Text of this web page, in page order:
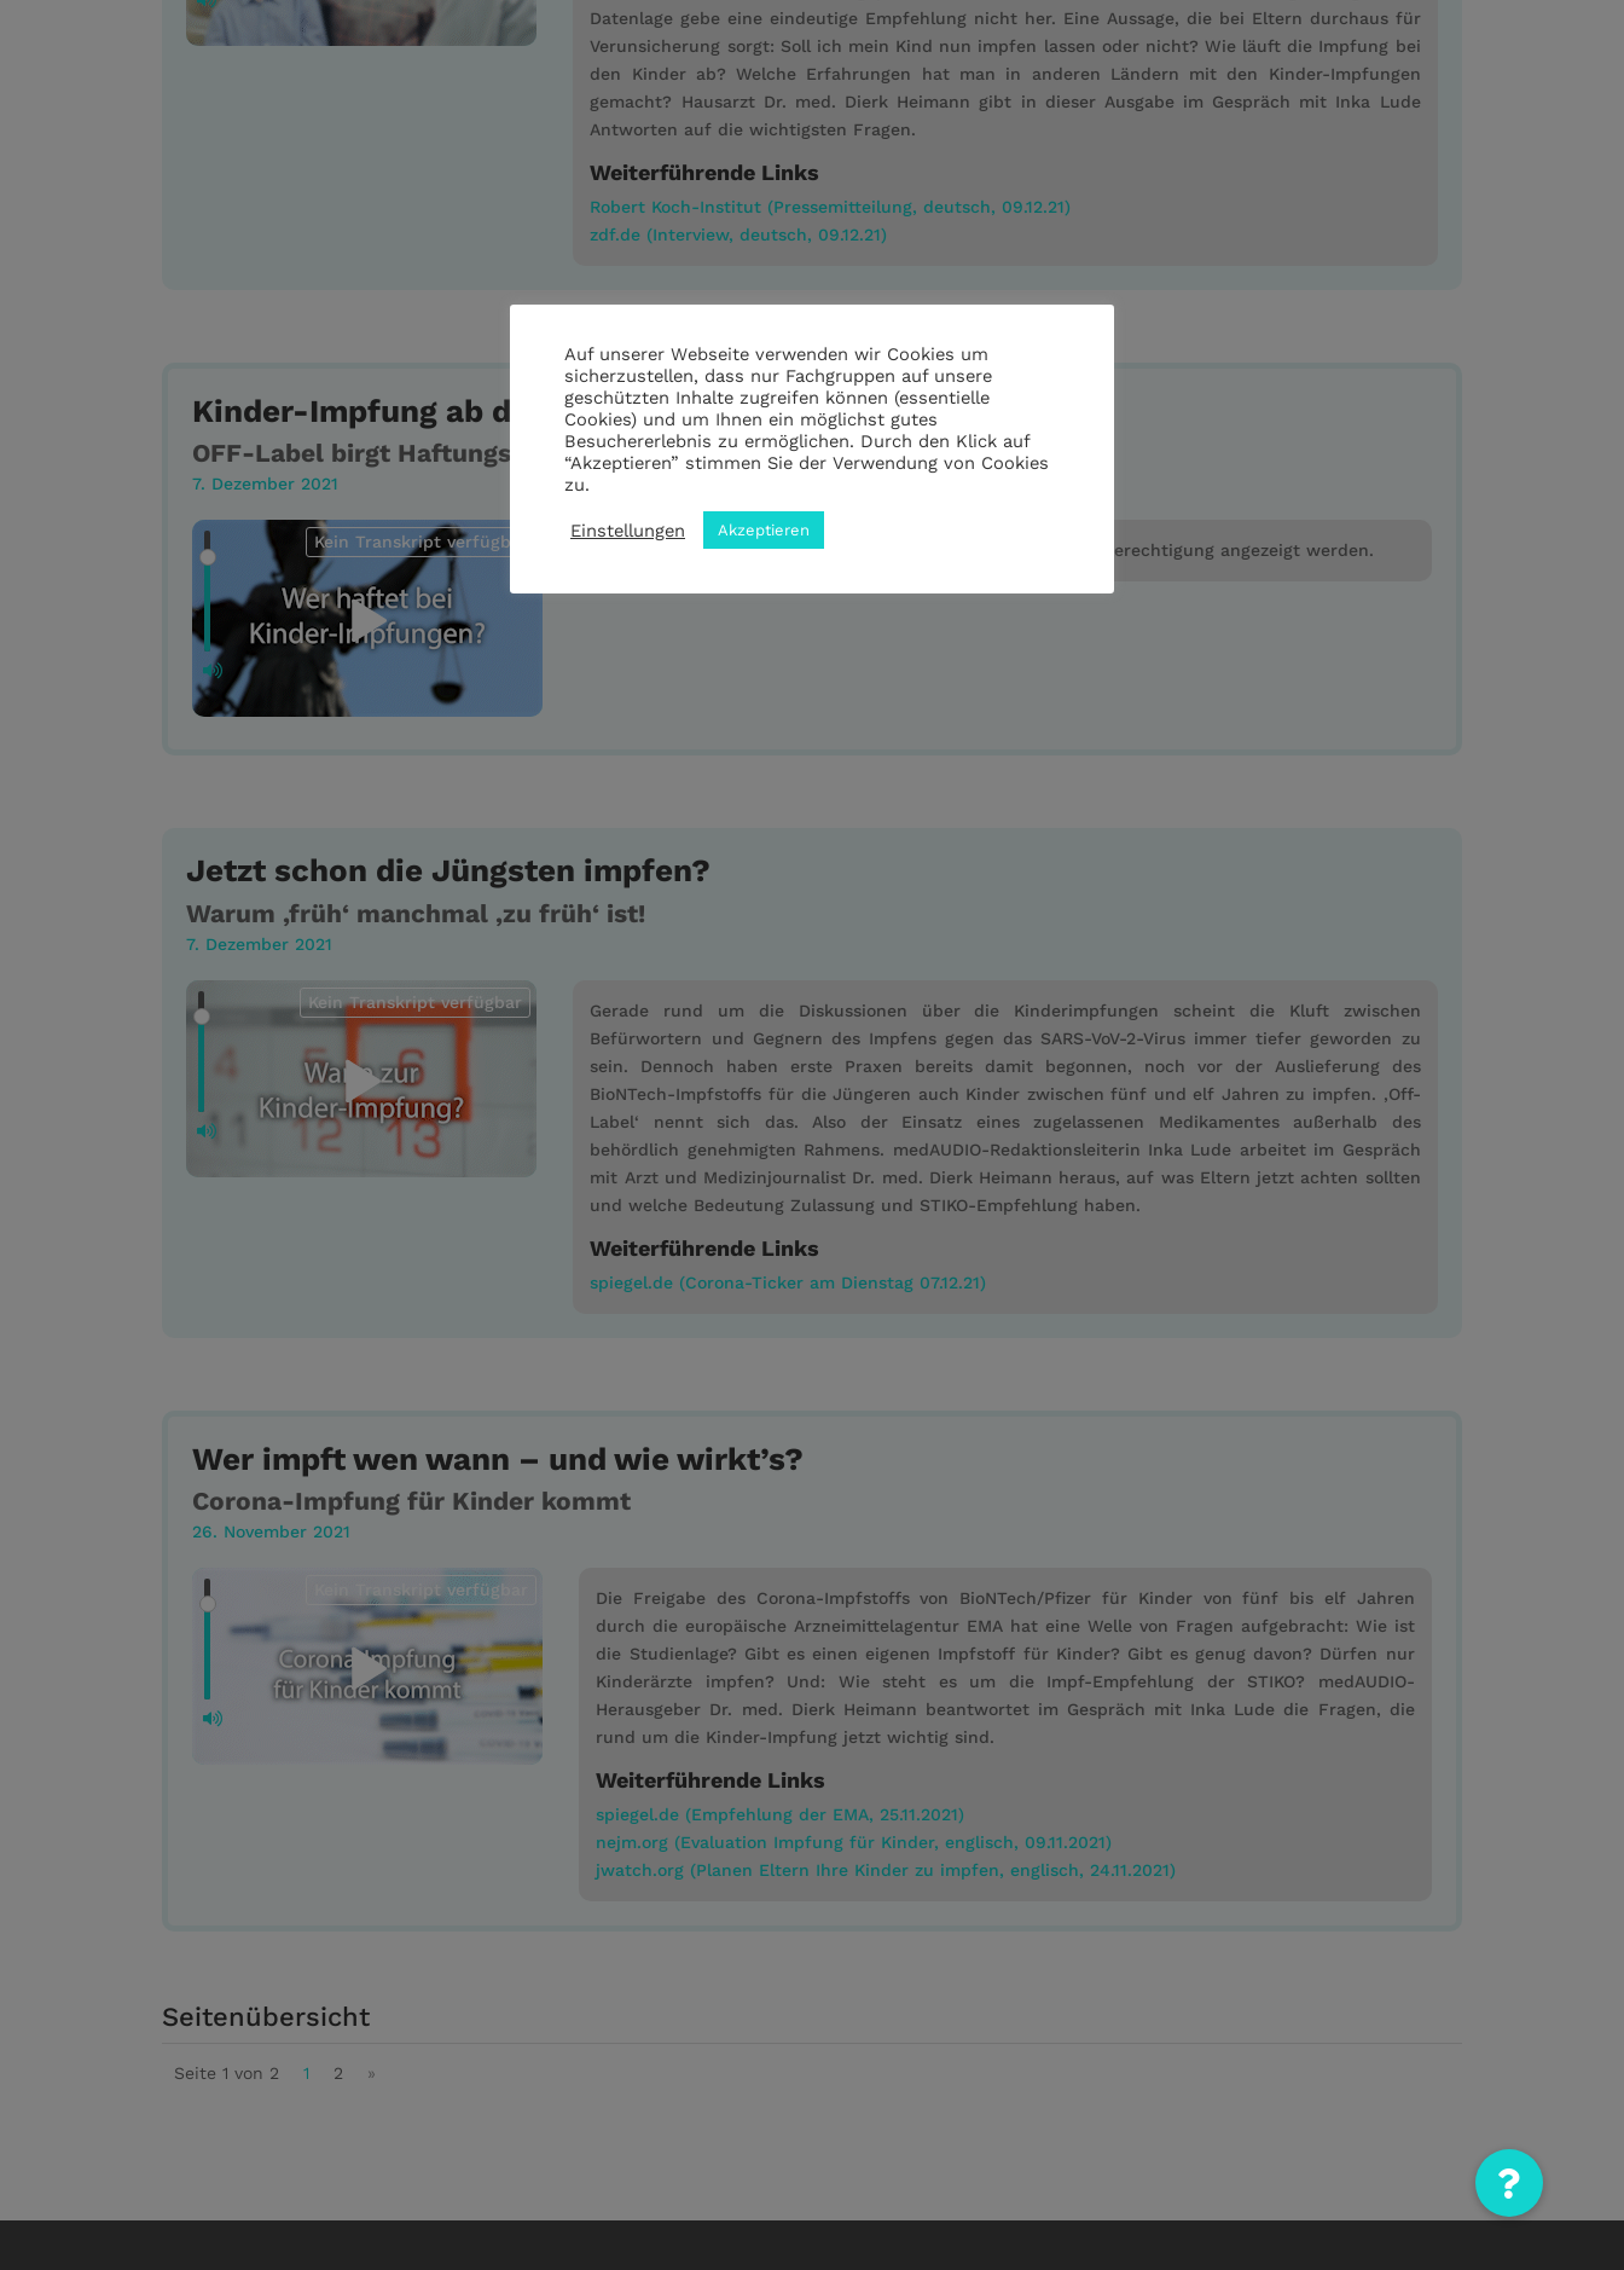
Datenlage gebe eine eindeutige Empfehlung nicht her. Eine Aussage, die bei Eltern durchaus für
Verunsicherung sorgt: Soll ich mein Kind nun impfen lassen oder nicht? Wie läuft die Impfung bei
den Kinder ab? Welche Erfahrungen hat man in anderen Ländern mit den Kinder-Impfungen
gemacht? Hausarzt Dr. med. Dierk Heimann gibt in dieser Ausgabe im Gespräch mit Inka Lude
Antworten auf die wichtigsten Fragen.
Weiterführende Links
Robert Koch-Institut (Pressemitteilung, deutsch, 09.12.21)
zdf.de (Interview, deutsch, 09.12.21)
Kinder-Impfung ab dem 3. Advent
OFF-Label birgt Haftungsrisiken
7. Dezember 2021
Kein Transkript verfügbar Tut uns leid, aber dieser Inhalt kann nur mit ausreichender Berechtigung angezeigt werden.
Jetzt schon die Jüngsten impfen?
Warum ‚früh‘ manchmal ‚zu früh‘ ist!
7. Dezember 2021
Kein Transkript verfügbar
Gerade rund um die Diskussionen über die Kinderimpfungen scheint die Kluft zwischen
Befürwortern und Gegnern des Impfens gegen das SARS-VoV-2-Virus immer tiefer geworden zu
sein. Dennoch haben erste Praxen bereits damit begonnen, noch vor der Auslieferung des
BioNTech-Impfstoffs für die Jüngeren auch Kinder zwischen fünf und elf Jahren zu impfen. ‚Off-
Label‘ nennt sich das. Also der Einsatz eines zugelassenen Medikamentes außerhalb des
behördlich genehmigten Rahmens. medAUDIO-Redaktionsleiterin Inka Lude arbeitet im Gespräch
mit Arzt und Medizinjournalist Dr. med. Dierk Heimann heraus, auf was Eltern jetzt achten sollten
und welche Bedeutung Zulassung und STIKO-Empfehlung haben.
Weiterführende Links
spiegel.de (Corona-Ticker am Dienstag 07.12.21)
Wer impft wen wann – und wie wirkt’s?
Corona-Impfung für Kinder kommt
26. November 2021
Kein Transkript verfügbar
Die Freigabe des Corona-Impfstoffs von BioNTech/Pfizer für Kinder von fünf bis elf Jahren
durch die europäische Arzneimittelagentur EMA hat eine Welle von Fragen aufgebracht: Wie ist
die Studienlage? Gibt es einen eigenen Impfstoff für Kinder? Gibt es genug davon? Dürfen nur
Kinderärzte impfen? Und: Wie steht es um die Impf-Empfehlung der STIKO? medAUDIO-
Herausgeber Dr. med. Dierk Heimann beantwortet im Gespräch mit Inka Lude die Fragen, die
rund um die Kinder-Impfung jetzt wichtig sind.
Weiterführende Links
spiegel.de (Empfehlung der EMA, 25.11.2021)
nejm.org (Evaluation Impfung für Kinder, englisch, 09.11.2021)
jwatch.org (Planen Eltern Ihre Kinder zu impfen, englisch, 24.11.2021)
Seitenübersicht
Seite 1 von 2 1 2 »
Auf unserer Webseite verwenden wir Cookies um
sicherzustellen, dass nur Fachgruppen auf unsere
geschützten Inhalte zugreifen können (essentielle
Cookies) und um Ihnen ein möglichst gutes
Besuchererlebnis zu ermöglichen. Durch den Klick auf
“Akzeptieren” stimmen Sie der Verwendung von Cookies
zu.
Einstellungen Akzeptieren